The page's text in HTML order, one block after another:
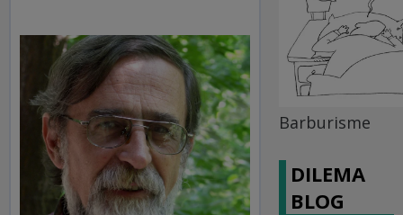
Barburisme
DILEMA
BLOG